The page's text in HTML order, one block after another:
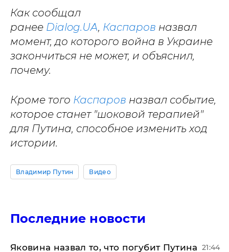
Как сообщал
ранее Dialog.UA, Каспаров назвал
момент, до которого война в Украине
закончиться не может, и объяснил,
почему.
Кроме того Каспаров назвал событие,
которое станет "шоковой терапией"
для Путина, способное изменить ход
истории.
Владимир Путин Видео
Последние новости
Яковина назвал то, что погубит Путина 21:44